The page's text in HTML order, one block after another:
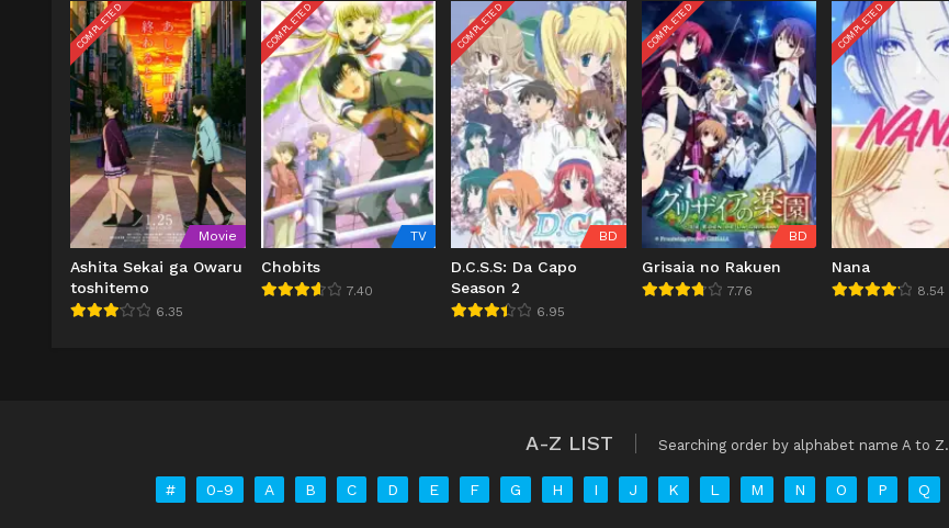
COMPLETED
Movie
Ashita Sekai ga Owaru
toshitemo
6.35
COMPLETED
TV
Chobits
7.40
COMPLETED
BD
D.C.S.S: Da Capo
Season 2
6.95
COMPLETED
BD
Grisaia no Rakuen
7.76
COMPLETED
Nana
8.54
A-Z LIST Searching order by alphabet name A to Z.
# 0-9 A B C D E F G H I J K L M N O P Q